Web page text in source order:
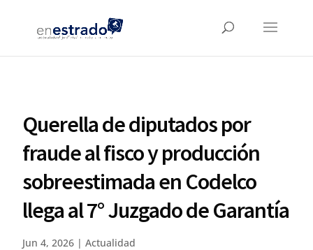
Querella de diputados por
fraude al fisco y producción
sobreestimada en Codelco
llega al 7° Juzgado de Garantía
Jun 4, 2026 |Actualidad